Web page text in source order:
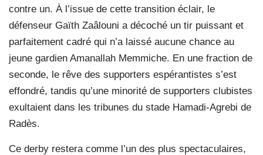
contre un. À l’issue de cette transition éclair, le
défenseur Gaïth Zaâlouni a décoché un tir puissant et
parfaitement cadré qui n’a laissé aucune chance au
jeune gardien Amanallah Memmiche. En une fraction de
seconde, le rêve des supporters espérantistes s’est
effondré, tandis qu’une minorité de supporters clubistes
exultaient dans les tribunes du stade Hamadi-Agrebi de
Radès.
Ce derby restera comme l’un des plus spectaculaires,